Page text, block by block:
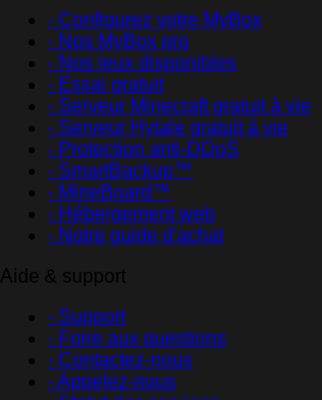
- Configurez votre MyBox
- Nos MyBox pro
- Nos jeux disponibles
- Essai gratuit
- Serveur Minecraft gratuit à vie
- Serveur Hytale gratuit à vie
- Protection anti-DDoS
- SmartBackup™
- MineBoard™
- Hébergement web
- Notre guide d'achat
Aide & support
- Support
- Foire aux questions
- Contactez-nous
- Appelez-nous